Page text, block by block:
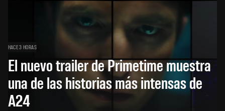
HACE 3 HORAS
El nuevo trailer de Primetime muestra
una de las historias más intensas de
A24